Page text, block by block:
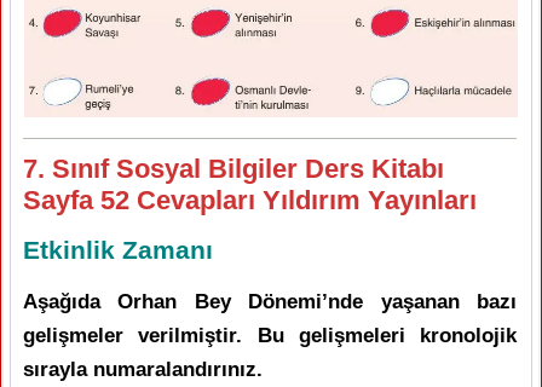
7. Sınıf Sosyal Bilgiler Ders Kitabı
Sayfa 52 Cevapları Yıldırım Yayınları
Etkinlik Zamanı
Aşağıda Orhan Bey Dönemi’nde yaşanan bazı
gelişmeler verilmiştir. Bu gelişmeleri kronolojik
sırayla numaralandırınız.